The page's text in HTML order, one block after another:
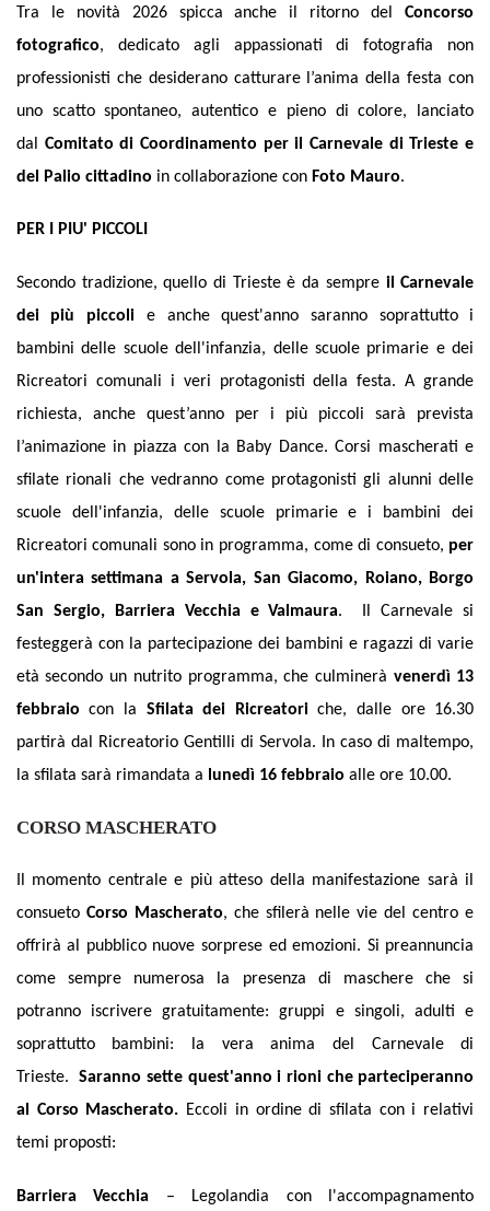
Tra le novità 2026 spicca anche il ritorno delConcorso
fotografico, dedicato agli appassionati di fotografia non
professionisti che desiderano catturare l’anima della festa con
uno scatto spontaneo, autentico e pieno di colore, lanciato
dal Comitato di Coordinamento per il Carnevale di Trieste e
del Palio cittadino in collaborazione con Foto Mauro.
PER I PIU' PICCOLI
Secondo tradizione, quello di Trieste è da sempre il Carnevale
dei più piccoli e anche quest'anno saranno soprattutto i
bambini delle scuole dell'infanzia, delle scuole primarie e dei
Ricreatori comunali i veri protagonisti della festa. A grande
richiesta, anche quest’anno per i più piccoli sarà prevista
l’animazione in piazza con la Baby Dance.Corsi mascherati e
sfilate rionali che vedranno come protagonisti gli alunni delle
scuole dell'infanzia, delle scuole primarie e i bambini dei
Ricreatori comunali sono in programma, come di consueto, per
un'intera settimana a Servola, San Giacomo, Roiano, Borgo
San Sergio, Barriera Vecchia e Valmaura.
Il Carnevale si
festeggerà con la partecipazione dei bambini e ragazzi di varie
età secondo un nutrito programma, che culminerà venerdì 13
febbraiocon la Sfilata dei Ricreatoriche, dalle ore 16.30
partirà dal Ricreatorio Gentilli di Servola. In caso di maltempo,
la sfilata sarà rimandata a lunedì 16 febbraio alle ore 10.00.
CORSO MASCHERATO
Il momento centrale e più atteso della manifestazione sarà il
consuetoCorso Mascherato, che sfilerà nelle vie del centro e
offrirà al pubblico nuove sorprese ed emozioni. Si preannuncia
come sempre numerosa la presenza di maschere che si
potranno iscrivere gratuitamente: gruppi e singoli, adulti e
soprattutto bambini: la vera anima del Carnevale di
Trieste.Saranno sette quest'anno i rioni che parteciperanno
al Corso Mascherato. Eccoli in ordine di sfilata con i relativi
temi proposti:
Barriera Vecchia – Legolandia con l'accompagnamento